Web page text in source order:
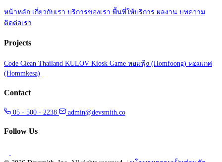
หน้าหลัก เกี่ยวกับเรา บริการของเรา พื้นที่ให้บริการ ผลงาน บทความ
ติดต่อเรา
Projects
Code Clean Thailand KULOV Kiosk Game หอมฟุ้ง (Homfoong) หอมเกศ
(Hommkesa)
Contact
05 - 500 - 2238 admin@devsmith.co
Follow Us